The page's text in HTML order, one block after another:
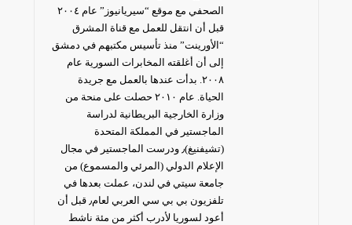
الصحفي مع موقع “سيريانيوز” عام ٢٠٠٤
قبل أن انتقل للعمل مع قناة المشرق
“الأورينت” منذ تأسيس مكتبهم في دمشق
إلى أن أغلقته المخابرات السورية عام
٢٠٠٨. بدأت عندها بالعمل مع جريدة
الحياة. عام ٢٠١٠ حصلت على منحة من
وزارة الخارجية البريطانية لدراسة
الماجستير في المملكة المتحدة
(تشيفنيغ)٫ ودرست الماجستير في مجال
الإعلام الدولي (المرئي والمسموع) من
جامعة سيتي في لندن، عملت بعدها في
تلفزيون بي بي سي العربي لعام٫ قبل أن
أعود لسوريا لأدرب أكثر من مئة ناشط